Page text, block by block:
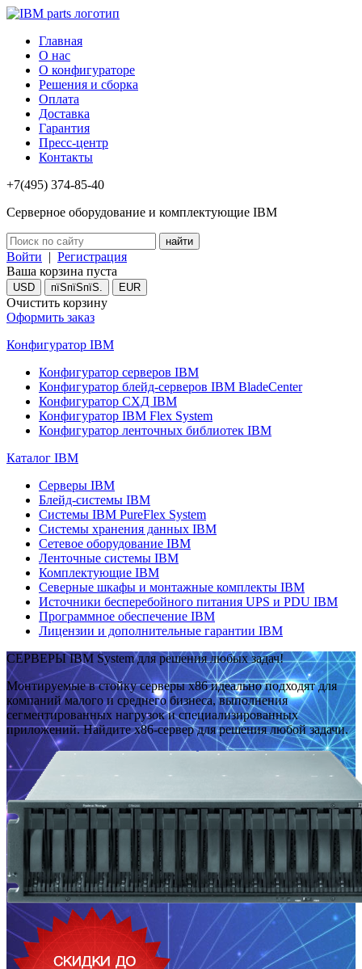
Главная
О нас
О конфигураторе
Решения и сборка
Оплата
Доставка
Гарантия
Пресс-центр
Контакты
+7(495) 374-85-40
Серверное оборудование и комплектующие IBM
Войти | Регистрация
Ваша корзина пуста
USD пїЅпїЅпїЅ. EUR
Очистить корзину
Оформить заказ
Конфигуратор IBM
Конфигуратор серверов IBM
Конфигуратор блейд-серверов IBM BladeCenter
Конфигуратор СХД IBM
Конфигуратор IBM Flex System
Конфигуратор ленточных библиотек IBM
Каталог IBM
Серверы IBM
Блейд-системы IBM
Системы IBM PureFlex System
Системы хранения данных IBM
Сетевое оборудование IBM
Ленточные системы IBM
Комплектующие IBM
Северные шкафы и монтажные комплекты IBM
Источники бесперебойного питания UPS и PDU IBM
Программное обеспечение IBM
Лицензии и дополнительные гарантии IBM
СЕРВЕРЫ IBM System для решения любых задач!
Монтируемые в стойку серверы x86 идеально подходят для
компаний малого и среднего бизнеса, выполнения
сегментированных нагрузок и специализированных
приложений. Найдите x86-сервер для решения любой задачи.